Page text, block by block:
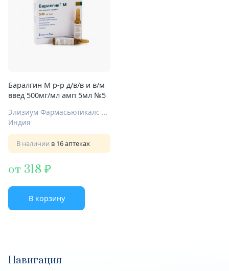
Баралгин М р-р д/в/в и в/м
введ 500мг/мл амп 5мл №5
Элизиум Фармасьютикалс Лтд.
Индия
В наличии в 16 аптеках
от 318
В корзину
Навигация